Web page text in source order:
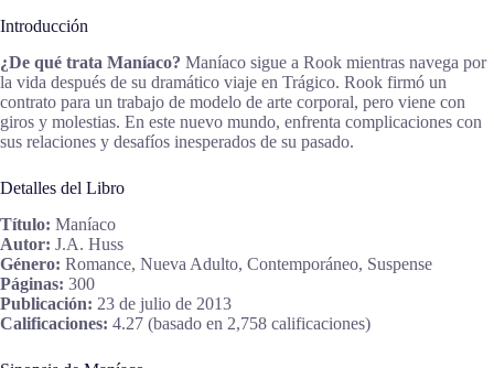
Introducción
¿De qué trata Maníaco? Maníaco sigue a Rook mientras navega por
la vida después de su dramático viaje en Trágico. Rook firmó un
contrato para un trabajo de modelo de arte corporal, pero viene con
giros y molestias. En este nuevo mundo, enfrenta complicaciones con
sus relaciones y desafíos inesperados de su pasado.
Detalles del Libro
Título: Maníaco
Autor: J.A. Huss
Género: Romance, Nueva Adulto, Contemporáneo, Suspense
Páginas: 300
Publicación: 23 de julio de 2013
Calificaciones: 4.27 (basado en 2,758 calificaciones)